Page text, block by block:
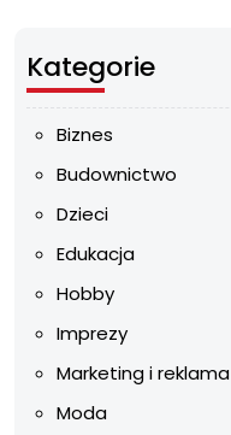
Kategorie
Biznes
Budownictwo
Dzieci
Edukacja
Hobby
Imprezy
Marketing i reklama
Moda